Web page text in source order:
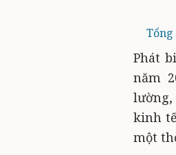
Phát
năm
kinh
một